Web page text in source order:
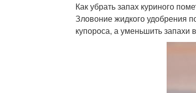
Как убрать запах куриного
Зловоние жидкого удобрения
купороса, а уменьшить запахи